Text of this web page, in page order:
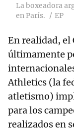
La boxeadora
en París.
EP
En realidad, el
últimamente
Athletics (la
atletismo)
para los
realizados en